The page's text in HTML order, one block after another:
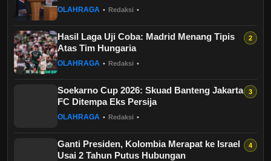
OLAHRAGA • Redaksi •
Hasil Laga Uji Coba: Madrid Menang Tipis
Atas Tim Hungaria
OLAHRAGA • Redaksi •
Soekarno Cup 2026: Skuad Banteng Jakarta
FC Ditempa Eks Persija
OLAHRAGA • Redaksi •
Ganti Presiden, Kolombia Merapat ke Israel
Usai 2 Tahun Putus Hubungan